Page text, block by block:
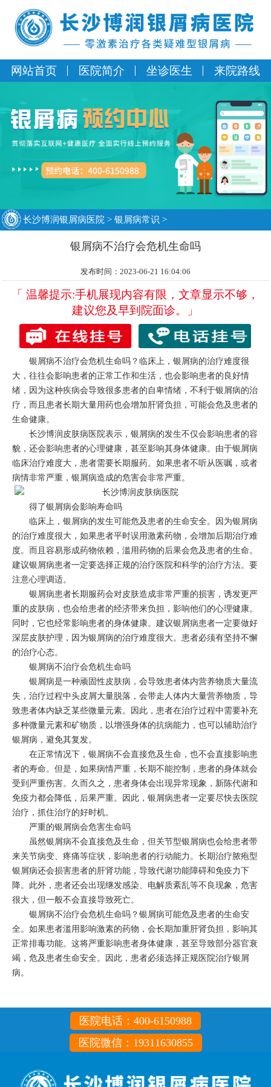
网站首页 医院简介 坐诊医生 来院路线
长沙博润银屑病医院 > 银屑病常识 >
银屑病不治疗会危机生命吗
发布时间：2023-06-21 16:04:06
「 温馨提示:手机展现内容有限，文章显示不够，
建议您及早到院面诊。」
银屑病不治疗会危机生命吗？临床上，银屑病的治疗难度很
大，往往会影响患者的正常工作和生活，也会影响患者的良好情
绪，因为这种疾病会导致很多患者的自卑情绪，不利于银屑病的治
疗，而且患者长期大量用药也会增加肝肾负担，可能会危及患者的
生命健康。
长沙博润皮肤病医院表示，银屑病的发生不仅会影响患者的容
貌，还会影响患者的心理健康，甚至影响其身体健康。由于银屑病
临床治疗难度大，患者需要长期服药。如果患者不听从医嘱，或者
病情非常严重，银屑病造成的危害会非常严重。
得了银屑病会影响寿命吗
临床上，银屑病的发生可能危及患者的生命安全。因为银屑病
的治疗难度很大，如果患者平时误用激素药物，会增加后期治疗难
度。而且容易形成药物依赖，滥用药物的后果会危及患者的生命。
建议银屑病患者一定要选择正规的治疗医院和科学的治疗方法。要
注意心理调适。
银屑病患者长期服药会对皮肤造成非常严重的损害，诱发更严
重的皮肤病，也会给患者的经济带来负担，影响他们的心理健康。
同时，它也经常影响患者的身体健康。建议银屑病患者一定要做好
深层皮肤护理，因为银屑病的治疗难度很大。患者必须有坚持不懈
的治疗心态。
银屑病不治疗会危机生命吗
银屑病是一种顽固性皮肤病，会导致患者体内营养物质大量流
失，治疗过程中头皮屑大量脱落，会带走人体内大量营养物质，导
致患者体内缺乏某些微量元素。因此，患者在治疗过程中需要补充
多种微量元素和矿物质，以增强身体的抗病能力，也可以辅助治疗
银屑病，避免其复发。
在正常情况下，银屑病不会直接危及生命，也不会直接影响患
者的寿命。但是，如果病情严重，长期不能控制，患者的身体就会
受到严重伤害。久而久之，患者身体会出现异常现象，新陈代谢和
免疫力都会降低，后果严重。因此，银屑病患者一定要尽快去医院
治疗，抓住治疗的好时机。
严重的银屑病会危害生命吗
虽然银屑病不会直接危及生命，但关节型银屑病也会给患者带
来关节病变、疼痛等症状，影响患者的行动能力。长期治疗脓疱型
银屑病还会损害患者的肝肾功能，导致代谢功能障碍和免疫力下
降。此外，患者还会出现继发感染、电解质紊乱等不良现象，危害
很大，但一般不会直接导致死亡。
银屑病不治疗会危机生命吗？银屑病可能危及患者的生命安
全。如果患者滥用影响激素的药物，会长期加重肝肾负担，影响其
正常排毒功能。这将严重影响患者身体健康，甚至导致部分器官衰
竭，危及患者生命安全。因此，患者必须选择正规医院治疗银屑
病。
医院电话：400-6150988
医院微信：19311630855